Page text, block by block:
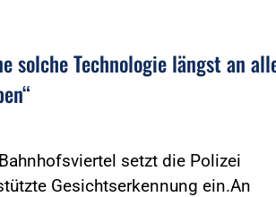
solche Technologie längst an
setzt die Polizei
Gesichtserkennung ein.An